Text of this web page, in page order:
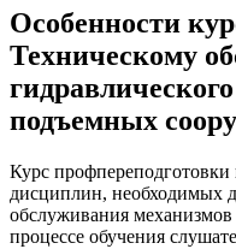
Особенности
Техническому
подъемных
Курс профпереподготовки
дисциплин, необходимых
обслуживания
процессе обучения